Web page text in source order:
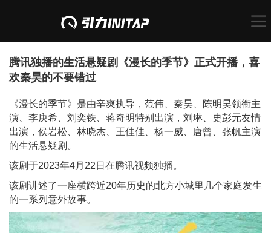
腾讯独播的生活悬疑剧《漫长的季节》正式开播，喜
欢秦昊的不要错过
《漫长的季节》是由辛爽执导，范伟、秦昊、陈明昊领衔主
演、李庚希、刘奕铁、蒋奇明特别出演，刘琳、史彭元友情
出演，侯岩松、林晓杰、王佳佳、杨一威、唐曾、张帆主演
的生活悬疑剧。
该剧于2023年4月22日在腾讯视频独播。
该剧讲述了一座横跨近20年历史的北方小城里几个家庭发生
的一系列意外故事。